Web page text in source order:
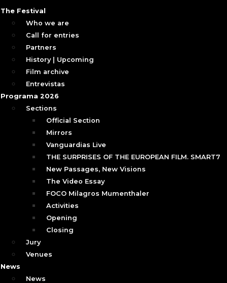
The Festival
Who we are
Call for entries
Partners
History | Upcoming
Film archive
Entrevistas
Programa 2026
Sections
Official Section
Mirrors
Vanguardias Live
THE SURPRISES OF THE EUROPEAN FILM. SMART7
New Passages, New Visions
The Video Essay
FOCO Milagros Mumenthaler
Activities
Opening
Closing
Jury
Venues
News
News